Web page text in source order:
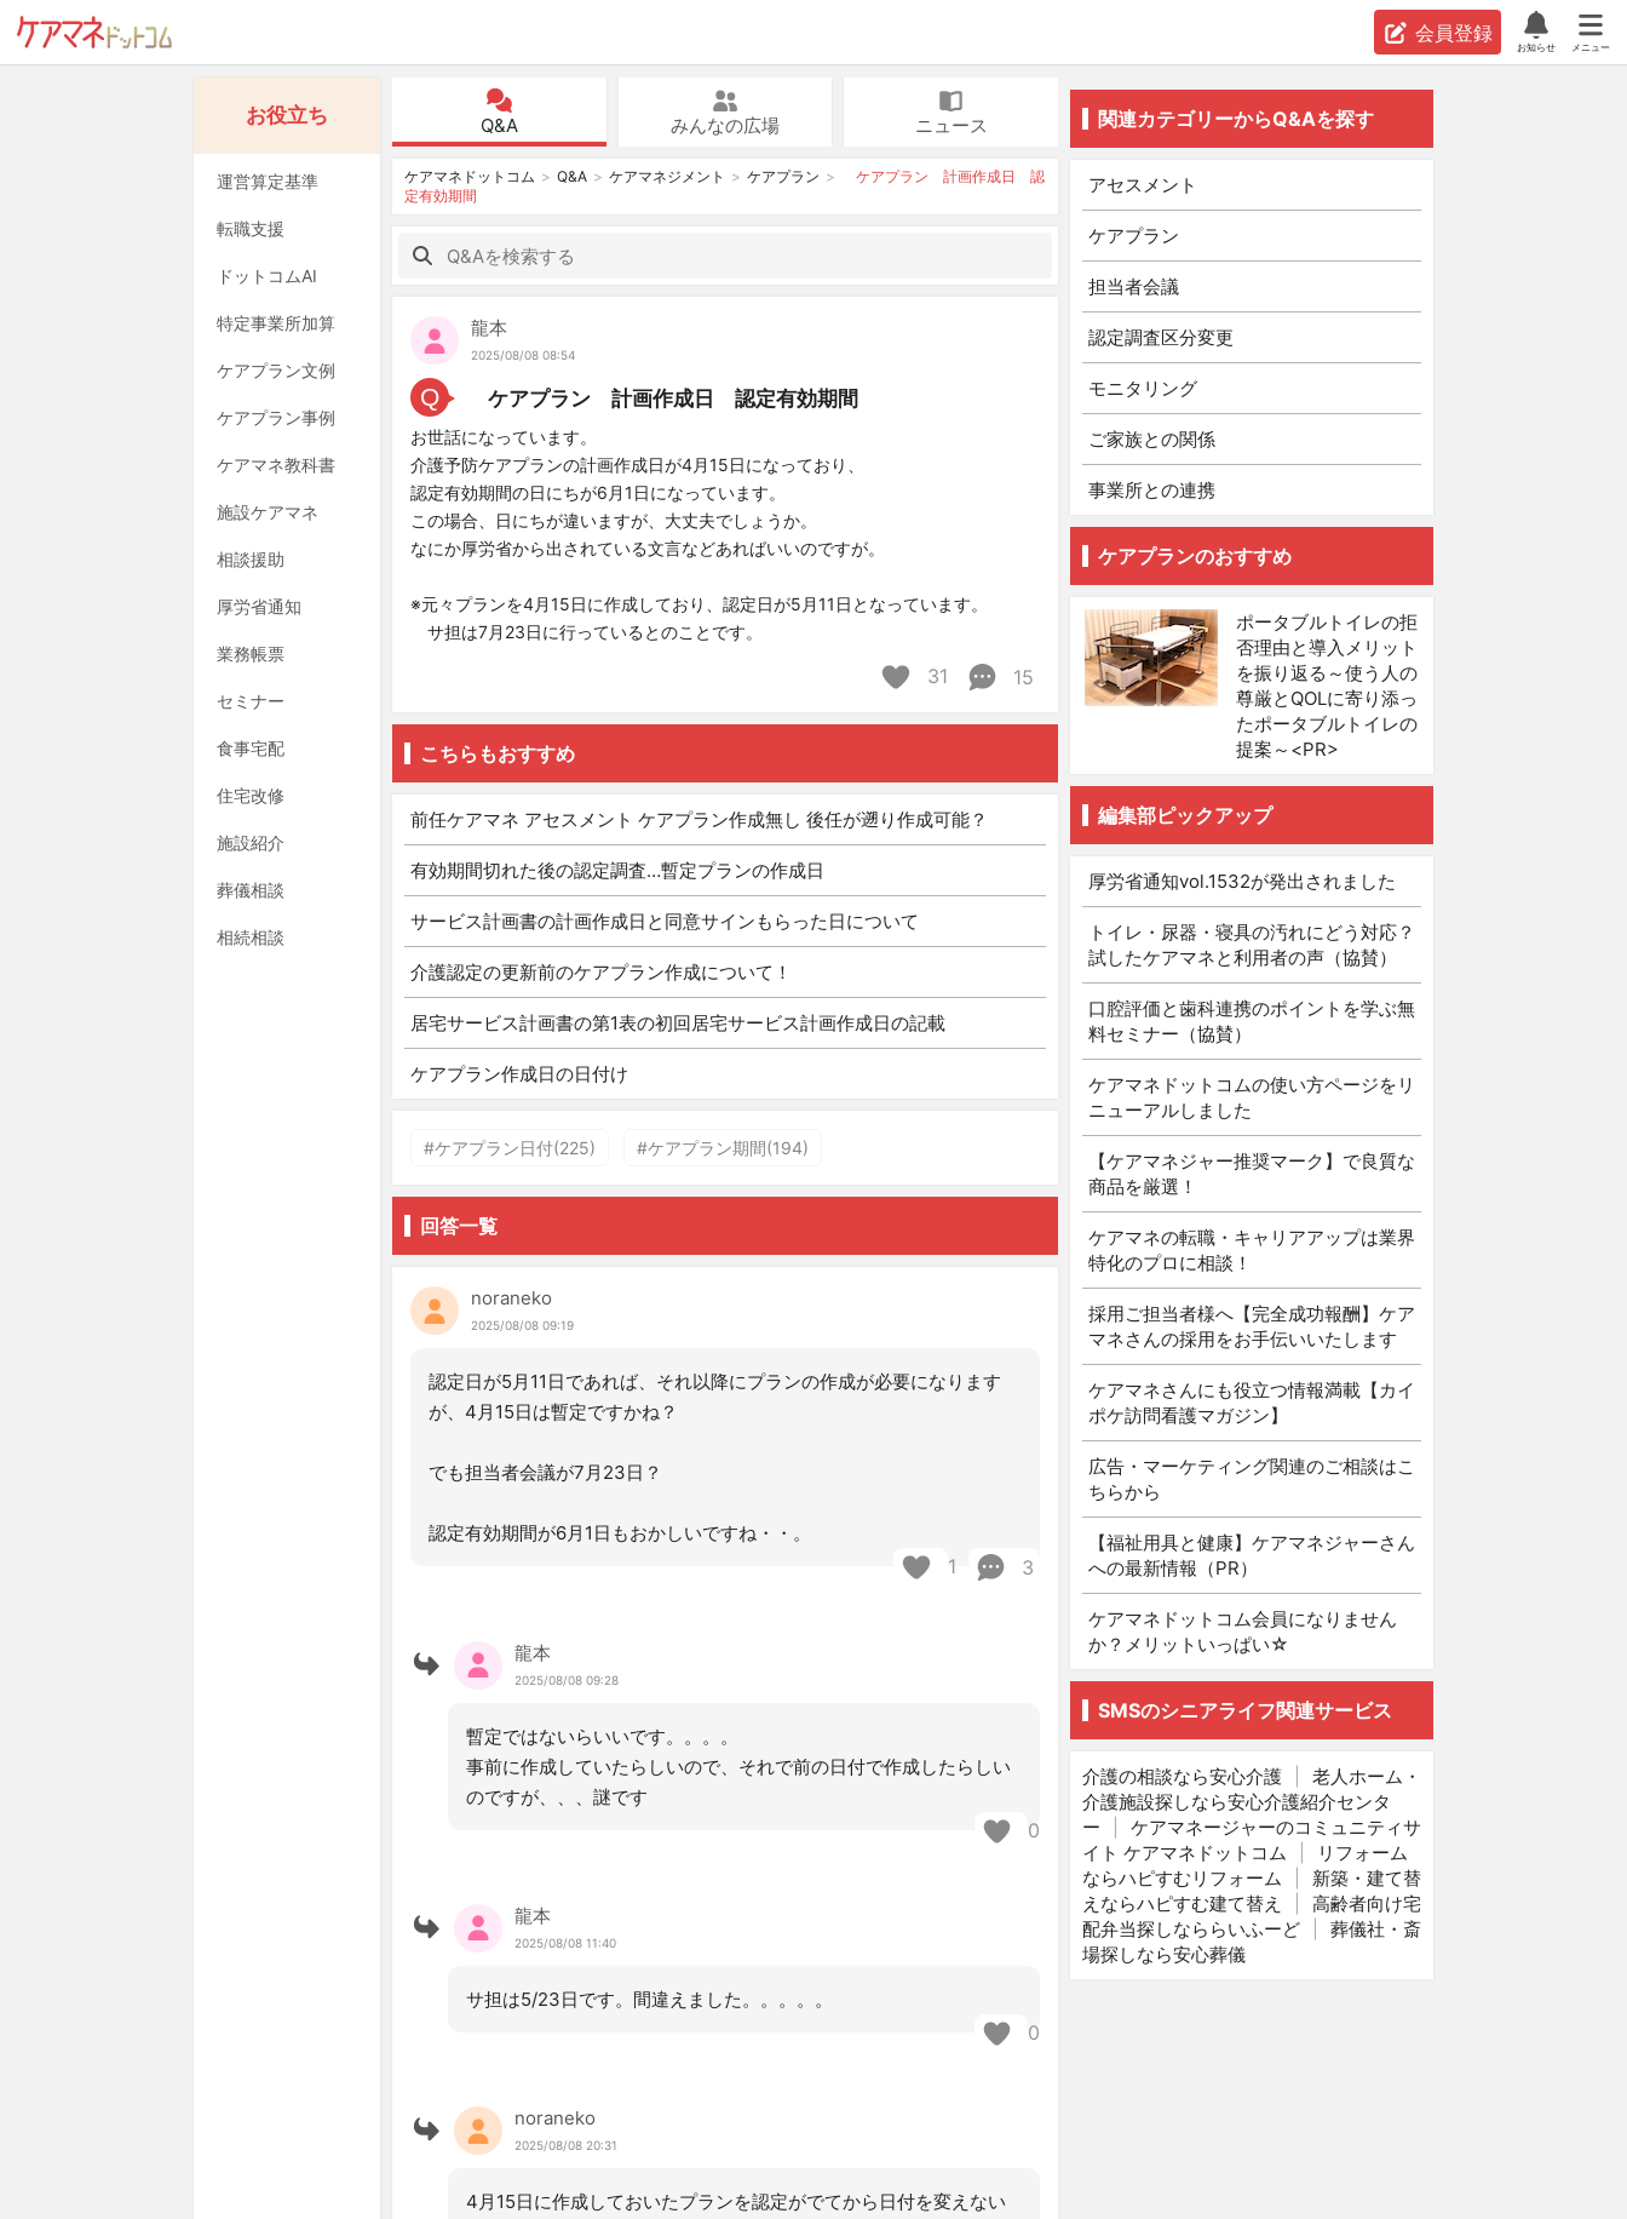
会員登録
お知らせ メニュー
お役立ち
運営算定基準
転職支援
ドットコムAI
特定事業所加算
ケアプラン文例
ケアプラン事例
ケアマネ教科書
施設ケアマネ
相談援助
厚労省通知
業務帳票
セミナー
食事宅配
住宅改修
施設紹介
葬儀相談
相続相談
Q&A みんなの広場 ニュース
ケアマネドットコム Q&A ケアマネジメント ケアプラン
ケアプラン 計画作成日 認
定有効期間
龍本
2025/08/08 08:54
Q ケアプラン 計画作成日 認定有効期間
お世話になっています。
介護予防ケアプランの計画作成日が4月15日になっており、
認定有効期間の日にちが6月1日になっています。
この場合、日にちが違いますが、大丈夫でしょうか。
なにか厚労省から出されている文言などあればいいのですが。
※元々プランを4月15日に作成しており、認定日が5月11日となっています。
サ担は7月23日に行っているとのことです。
31 15
こちらもおすすめ
前任ケアマネ アセスメント ケアプラン作成無し 後任が遡り作成可能？
有効期間切れた後の認定調査…暫定プランの作成日
サービス計画書の計画作成日と同意サインもらった日について
介護認定の更新前のケアプラン作成について！
居宅サービス計画書の第1表の初回居宅サービス計画作成日の記載
ケアプラン作成日の日付け
#ケアプラン日付(225) #ケアプラン期間(194)
回答一覧
noraneko
2025/08/08 09:19
認定日が5月11日であれば、それ以降にプランの作成が必要になります
が、4月15日は暫定ですかね？
でも担当者会議が7月23日？
認定有効期間が6月1日もおかしいですね・・。
1 3
龍本
2025/08/08 09:28
暫定ではないらいいです。。。。
事前に作成していたらしいので、それで前の日付で作成したらしい
のですが、、、謎です
0
龍本
2025/08/08 11:40
サ担は5/23日です。間違えました。。。。。
0
noraneko
2025/08/08 20:31
4月15日に作成しておいたプランを認定がでてから日付を変えない
関連カテゴリーからQ&Aを探す
アセスメント
ケアプラン
担当者会議
認定調査区分変更
モニタリング
ご家族との関係
事業所との連携
ケアプランのおすすめ
ポータブルトイレの拒
否理由と導入メリット
を振り返る～使う人の
尊厳とQOLに寄り添っ
たポータブルトイレの
提案～<PR>
編集部ピックアップ
厚労省通知vol.1532が発出されました
トイレ・尿器・寝具の汚れにどう対応？
試したケアマネと利用者の声（協賛）
口腔評価と歯科連携のポイントを学ぶ無
料セミナー（協賛）
ケアマネドットコムの使い方ページをリ
ニューアルしました
【ケアマネジャー推奨マーク】で良質な
商品を厳選！
ケアマネの転職・キャリアアップは業界
特化のプロに相談！
採用ご担当者様へ【完全成功報酬】ケア
マネさんの採用をお手伝いいたします
ケアマネさんにも役立つ情報満載【カイ
ポケ訪問看護マガジン】
広告・マーケティング関連のご相談はこ
ちらから
【福祉用具と健康】ケアマネジャーさん
への最新情報（PR）
ケアマネドットコム会員になりません
か？メリットいっぱい☆
SMSのシニアライフ関連サービス
介護の相談なら安心介護
老人ホーム・
介護施設探しなら安心介護紹介センタ
ー
ケアマネージャーのコミュニティサ
イト ケアマネドットコム
リフォーム
ならハピすむリフォーム
新築・建て替
えならハピすむ建て替え
高齢者向け宅
配弁当探しなららいふーど
葬儀社・斎
場探しなら安心葬儀